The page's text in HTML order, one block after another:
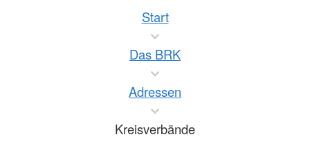
Start
Das BRK
Adressen
Kreisverbände